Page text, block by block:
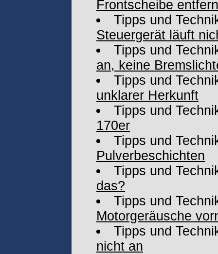
Frontscheibe
Tipps und
Steuergerät läuft
Tipps und
an, keine
Tipps und
unklarer Herkunft
Tipps und
170er
Tipps und
Pulverbeschichten
Tipps und
das?
Tipps und
Motorgeräusche
Tipps und
nicht an